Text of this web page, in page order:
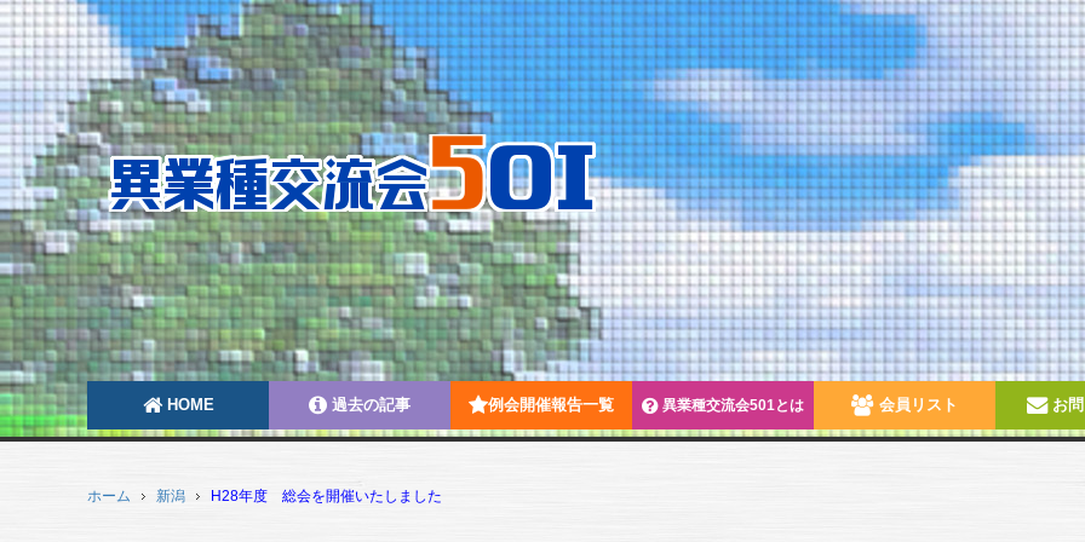
HOME 過去の記事 例会開催報告一覧 異業種交流会501とは 会員リスト お問
ホーム 新潟 H28年度 総会を開催いたしました